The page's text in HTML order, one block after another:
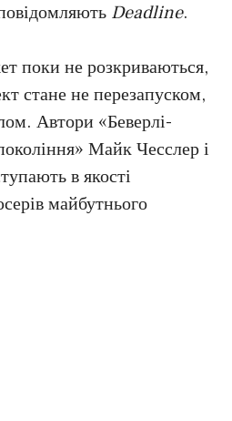
Deadline.
поки не розкриваються,
стане не перезапуском,
Автори «Беверлі-
Майк Чесслер і
в якості
майбутнього